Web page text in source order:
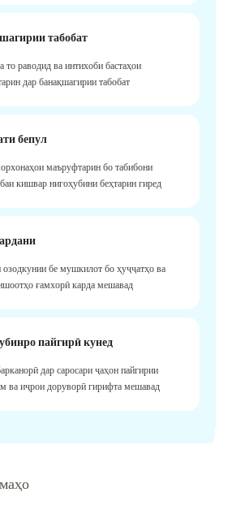
табобат
то раводид ва интихоби бастаҳои
дар банақшагирии табобат
бепул
маъруфтарин бо табибони
кишвар нигоҳубини беҳтарин гиред
озодкунии бе мушкилот бо ҳуҷҷатҳо ва
ғамхорӣ карда мешавад
пайгирӣ кунед
дар саросари ҷаҳон пайгирии
ва иҷрои доруворӣ гирифта мешавад